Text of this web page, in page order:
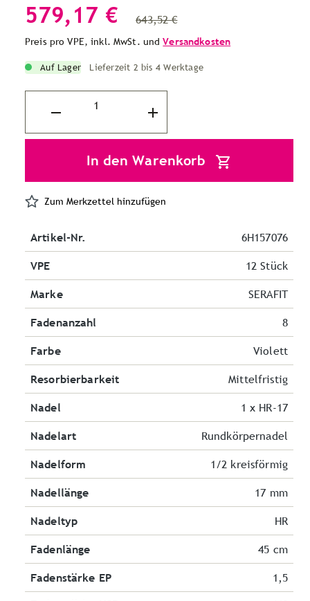
579,17 € 643,52 €
Preis pro VPE, inkl. MwSt. undVersandkosten
Auf Lager Lieferzeit 2 bis 4 Werktage
In den Warenkorb
Zum Merkzettel hinzufügen
Artikel-Nr. 6H157076
VPE 12 Stück
Marke SERAFIT
Fadenanzahl 8
Farbe Violett
Resorbierbarkeit Mittelfristig
Nadel 1 x HR-17
Nadelart Rundkörpernadel
Nadelform 1/2 kreisförmig
Nadellänge 17 mm
Nadeltyp HR
Fadenlänge 45 cm
Fadenstärke EP 1,5